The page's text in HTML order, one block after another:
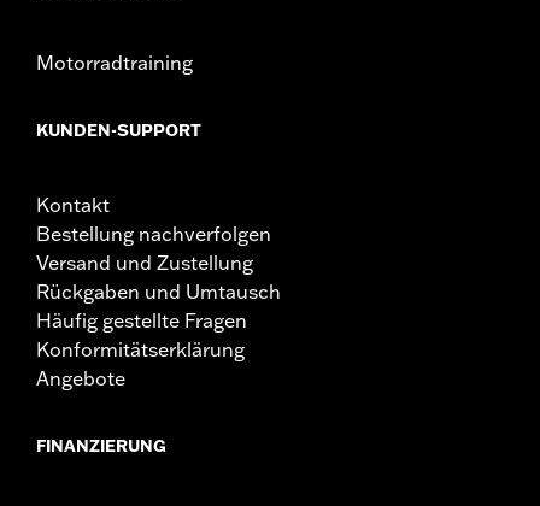
Motorradtraining
KUNDEN-SUPPORT
Kontakt
Bestellung nachverfolgen
Versand und Zustellung
Rückgaben und Umtausch
Häufig gestellte Fragen
Konformitätserklärung
Angebote
FINANZIERUNG